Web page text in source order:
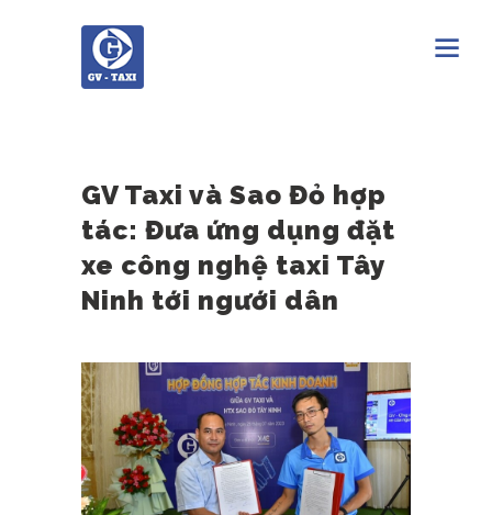
GV Taxi và Sao Đỏ hợp
tác: Đưa ứng dụng đặt
xe công nghệ taxi Tây
Ninh tới ngưới dân